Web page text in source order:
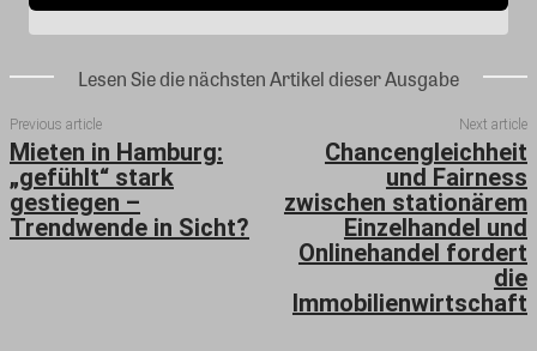
Lesen Sie die nächsten Artikel dieser Ausgabe
Previous article
Mieten in Hamburg:
„gefühlt“ stark
gestiegen –
Trendwende in Sicht?
Next article
Chancengleichheit
und Fairness
zwischen stationärem
Einzelhandel und
Onlinehandel fordert
die
Immobilienwirtschaft